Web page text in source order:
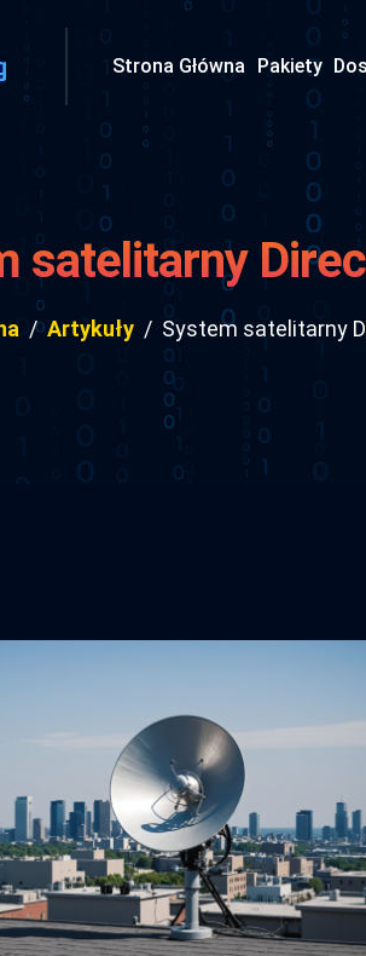
Strona Główna Pakiety
satelitarny
Artykuły System satelitarny